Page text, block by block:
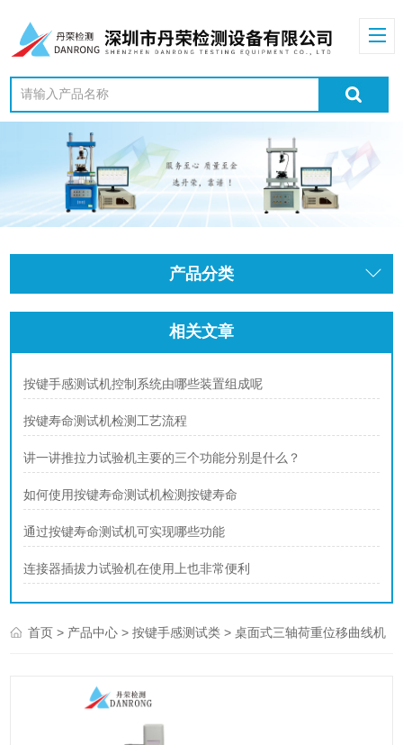
产品分类
相关文章
按键手感测试机控制系统由哪些装置组成呢
按键寿命测试机检测工艺流程
讲一讲推拉力试验机主要的三个功能分别是什么？
如何使用按键寿命测试机检测按键寿命
通过按键寿命测试机可实现哪些功能
连接器插拔力试验机在使用上也非常便利
首页 > 产品中心 >按键手感测试类 > 桌面式三轴荷重位移曲线机